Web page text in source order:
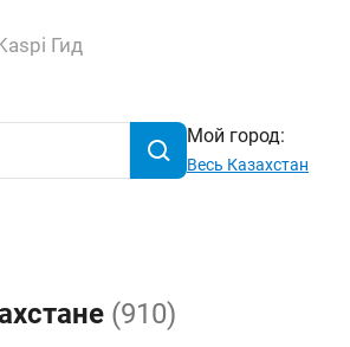
Гид
Мой город:
Весь Казахстан
(910)